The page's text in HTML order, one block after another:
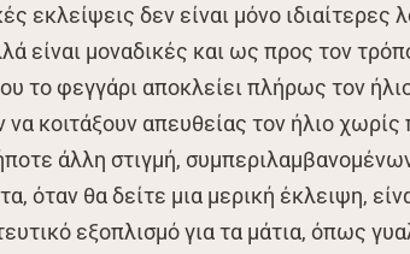
εκλείψεις δεν είναι μόνο
είναι μοναδικές και ως προς τον
το φεγγάρι αποκλείει πλήρως τον
να κοιτάξουν απευθείας τον ήλιο
άλλη στιγμή,
όταν θα δείτε μια μερική έκλειψη,
εξοπλισμό για τα μάτια, όπως